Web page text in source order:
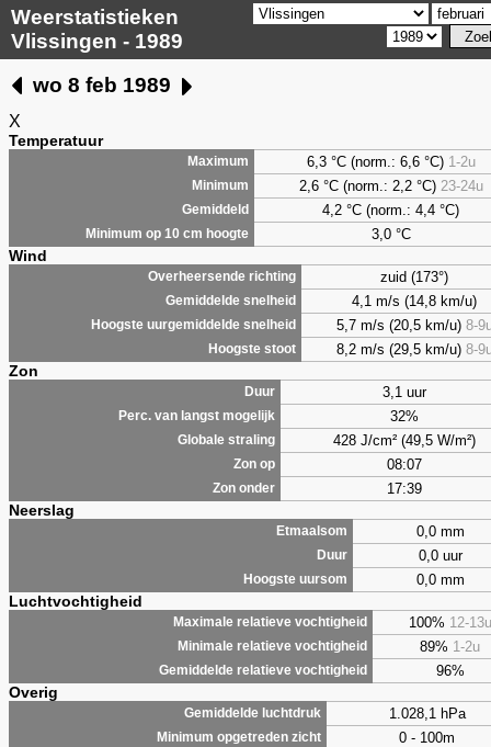
Weerstatistieken
Vlissingen - 1989
wo 8 feb 1989
X
Temperatuur
Maximum 6,3 °C (norm.: 6,6 °C) 1-2u
Minimum 2,6 °C (norm.: 2,2 °C) 23-24u
Gemiddeld 4,2 °C (norm.: 4,4 °C)
Minimum op 10 cm hoogte 3,0 °C
Wind
Overheersende richting zuid (173°)
Gemiddelde snelheid 4,1 m/s (14,8 km/u)
Hoogste uurgemiddelde snelheid 5,7 m/s (20,5 km/u) 8-
Hoogste stoot 8,2 m/s (29,5 km/u) 8-
Zon
Duur 3,1 uur
Perc. van langst mogelijk 32%
Globale straling 428 J/cm² (49,5 W/m²)
Zon op 08:07
Zon onder 17:39
Neerslag
Etmaalsom 0,0 mm
Duur 0,0 uur
Hoogste uursom 0,0 mm
Luchtvochtigheid
Maximale relatieve vochtigheid 100% 12-13u
Minimale relatieve vochtigheid 89% 1-2u
Gemiddelde relatieve vochtigheid 96%
Overig
Gemiddelde luchtdruk 1.028,1 hPa
Minimum opgetreden zicht 0 - 100m